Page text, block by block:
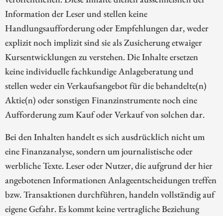
Information der Leser und stellen keine
Handlungsaufforderung oder Empfehlungen dar, weder
explizit noch implizit sind sie als Zusicherung etwaiger
Kursentwicklungen zu verstehen. Die Inhalte ersetzen
keine individuelle fachkundige Anlageberatung und
stellen weder ein Verkaufsangebot für die behandelte(n)
Aktie(n) oder sonstigen Finanzinstrumente noch eine
Aufforderung zum Kauf oder Verkauf von solchen dar.
Bei den Inhalten handelt es sich ausdrücklich nicht um
eine Finanzanalyse, sondern um journalistische oder
werbliche Texte. Leser oder Nutzer, die aufgrund der hier
angebotenen Informationen Anlageentscheidungen treffen
bzw. Transaktionen durchführen, handeln vollständig auf
eigene Gefahr. Es kommt keine vertragliche Beziehung